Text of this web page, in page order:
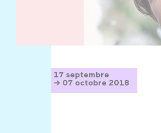
17 septembre
→ 07 octobre 2018